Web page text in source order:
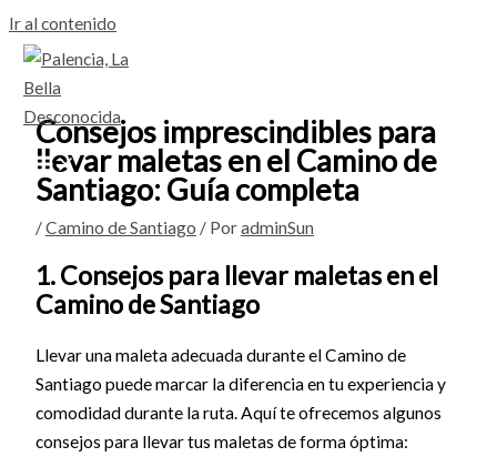
Ir al contenido
Consejos imprescindibles para
llevar maletas en el Camino de
Santiago: Guía completa
/Camino de Santiago / PoradminSun
1. Consejos para llevar maletas en el
Camino de Santiago
Llevar una maleta adecuada durante el Camino de
Santiago puede marcar la diferencia en tu experiencia y
comodidad durante la ruta. Aquí te ofrecemos algunos
consejos para llevar tus maletas de forma óptima: